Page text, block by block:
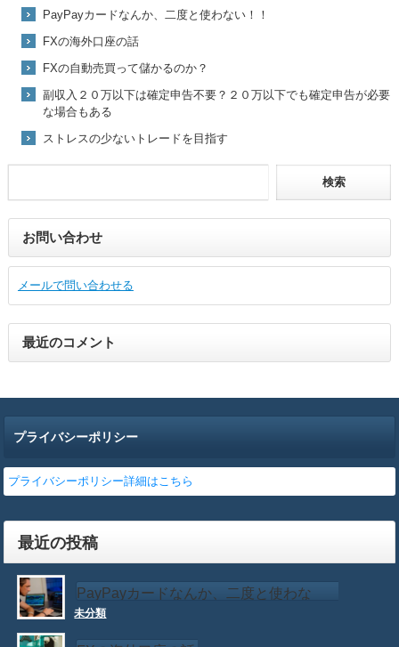
PayPayカードなんか、二度と使わない！！
FXの海外口座の話
FXの自動売買って儲かるのか？
副収入２０万以下は確定申告不要？２０万以下でも確定申告が必要
な場合もある
ストレスの少ないトレードを目指す
お問い合わせ
メールで問い合わせる
最近のコメント
プライバシーポリシー
プライバシーポリシー詳細はこちら
最近の投稿
PayPayカードなんか、二度と使わな
い！！
未分類